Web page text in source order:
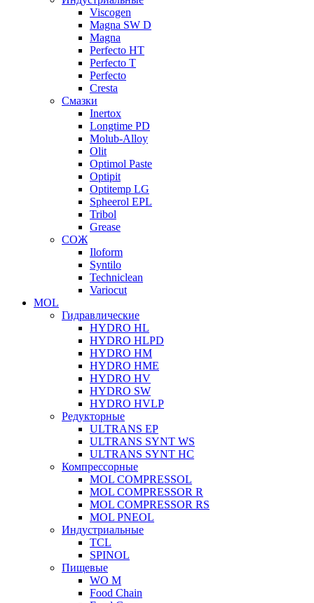
Viscogen
Magna SW D
Magna
Perfecto HT
Perfecto T
Perfecto
Cresta
Смазки
Inertox
Longtime PD
Molub-Alloy
Olit
Optimol Paste
Optipit
Optitemp LG
Spheerol EPL
Tribol
Grease
СОЖ
Iloform
Syntilo
Techniclean
Variocut
MOL
Гидравлические
HYDRO HL
HYDRO HLPD
HYDRO HM
HYDRO HME
HYDRO HV
HYDRO SW
HYDRO HVLP
Редукторные
ULTRANS EP
ULTRANS SYNT WS
ULTRANS SYNT HC
Компрессорные
MOL COMPRESSOL
MOL COMPRESSOR R
MOL COMPRESSOR RS
MOL PNEOL
Индустриальные
TCL
SPINOL
Пищевые
WO M
Food Chain